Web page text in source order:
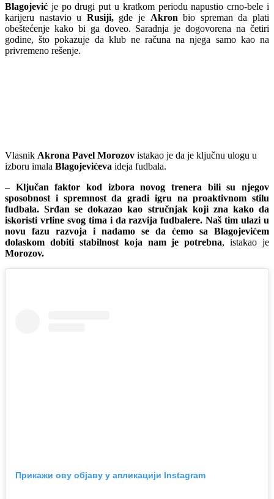
Blagojević je po drugi put u kratkom periodu napustio crno-bele i
karijeru nastavio u Rusiji,gde je Akron bio spreman da plati
obeštećenje kako bi ga doveo. Saradnja je dogovorena na četiri
godine, što pokazuje da klub ne računa na njega samo kao na
privremeno rešenje.
Vlasnik Akrona Pavel Morozov istakao je da je ključnu ulogu u
izboru imala Blagojevićeva ideja fudbala.
– Ključan faktor kod izbora novog trenera bili su njegov
sposobnost i spremnost da gradi igru na proaktivnom stilu
fudbala. Srđan se dokazao kao stručnjak koji zna kako da
iskoristi vrline svog tima i da razvija fudbalere. Naš tim ulazi u
novu fazu razvoja i nadamo se da ćemo sa Blagojevićem
dolaskom dobiti stabilnost koja nam je potrebna, istakao je
Morozov.
Прикажи ову објаву у апликацији Instagram